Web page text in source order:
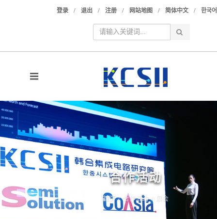
登录 / 退出 / 注册 / 网站地图 / 简体中文 / 한국어
合作活动
首页/合作活动/ 展会